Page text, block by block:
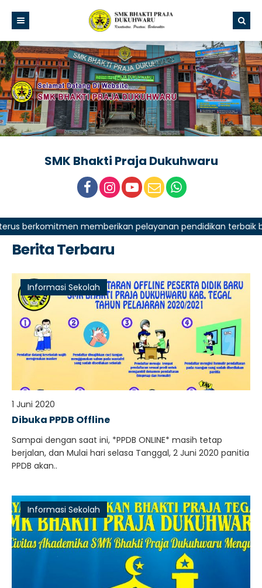
SMK Bhakti Praja Dukuhwaru
memberikan pelayanan pendidikan terbaik bagi
Berita Terbaru
Informasi Sekolah
1 Juni 2020
Dibuka PPDB Offline
Sampai dengan saat ini, *PPDB ONLINE* masih tetap
berjalan, dan Mulai hari selasa Tanggal, 2 Juni 2020 panitia
PPDB akan..
Informasi Sekolah